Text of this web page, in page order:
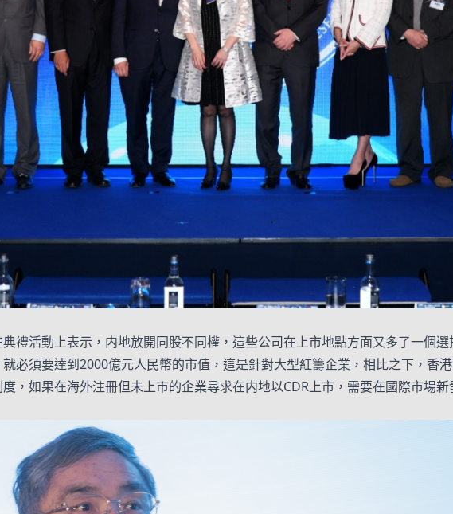
禮活動上表示，内地放開同股不同權，這些公司在上市地點方面又多了一個
必須要達到2000億元人民幣的市值，這是針對大型紅籌企業，相比之下，香
，如果在海外注冊但未上市的企業尋求在内地以CDR上市，需要在國際市場